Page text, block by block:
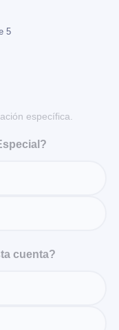
5
específica.
cuenta?